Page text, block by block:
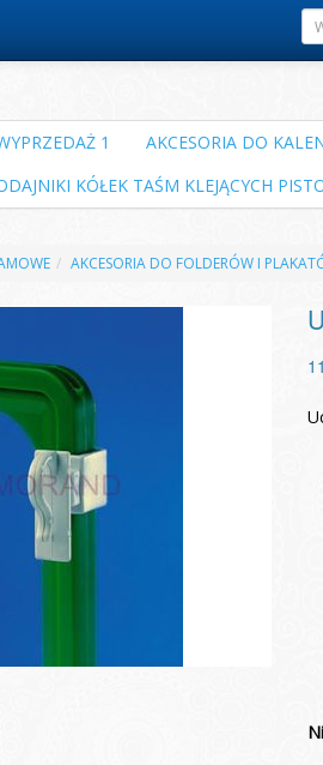
1 AKCESORIA DO
KÓŁEK TAŚM KLEJĄCYCH
AKCESORIA DO FOLDERÓW I